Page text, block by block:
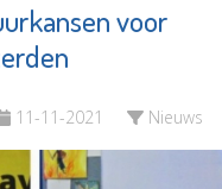
voor
11-11-2021 Nieuws